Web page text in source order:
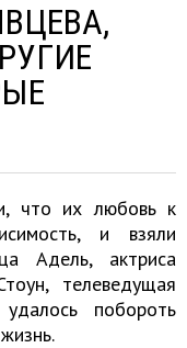
что их любовь к
и взяли
Адель, актриса
телеведущая
побороть